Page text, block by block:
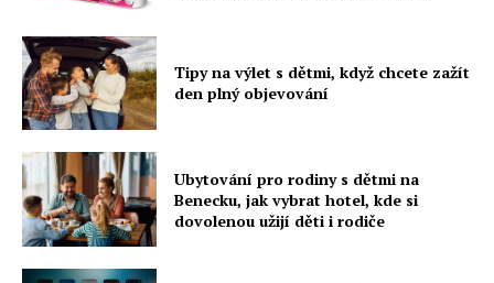
Tipy na výlet s dětmi, když chcete zažít
den plný objevování
Ubytování pro rodiny s dětmi na
Benecku, jak vybrat hotel, kde si
dovolenou užijí děti i rodiče